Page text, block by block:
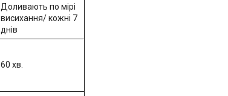
Доливають по мірі
висихання/ кожні 7
днів
60 хв.